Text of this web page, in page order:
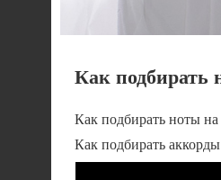
Как подбирать
Как подбирать ноты
Как подбирать